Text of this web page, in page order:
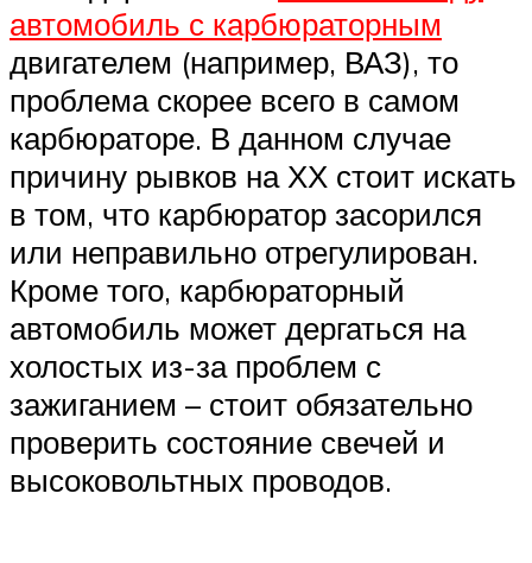
автомобиль с карбюраторным
двигателем (например, ВАЗ), то
проблема скорее всего в самом
карбюраторе. В данном случае
причину рывков на ХХ стоит искать
в том, что карбюратор засорился
или неправильно отрегулирован.
Кроме того, карбюраторный
автомобиль может дергаться на
холостых из-за проблем с
зажиганием – стоит обязательно
проверить состояние свечей и
высоковольтных проводов.